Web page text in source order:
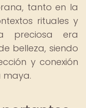
tanto en la
rituales y
preciosa era
belleza, siendo
y conexión
maya.